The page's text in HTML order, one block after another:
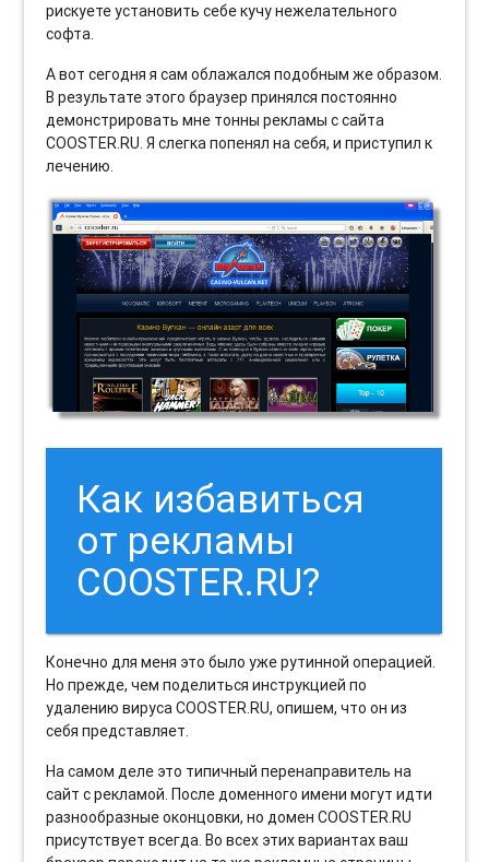
рискуете установить себе кучу нежелательного
софта.
А вот сегодня я сам облажался подобным же образом.
В результате этого браузер принялся постоянно
демонстрировать мне тонны рекламы с сайта
COOSTER.RU. Я слегка попенял на себя, и приступил к
лечению.
Как избавиться
от рекламы
COOSTER.RU?
Конечно для меня это было уже рутинной операцией.
Но прежде, чем поделиться инструкцией по
удалению вируса COOSTER.RU, опишем, что он из
себя представляет.
На самом деле это типичный перенаправитель на
сайт с рекламой. После доменного имени могут идти
разнообразные оконцовки, но домен COOSTER.RU
присутствует всегда. Во всех этих вариантах ваш